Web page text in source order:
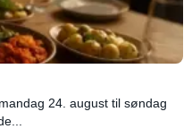
24. august til søndag